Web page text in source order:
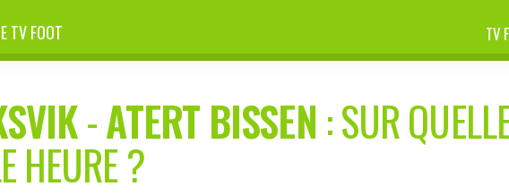
TV FOOT TV
-ATERT BISSEN : SUR
HEURE ?